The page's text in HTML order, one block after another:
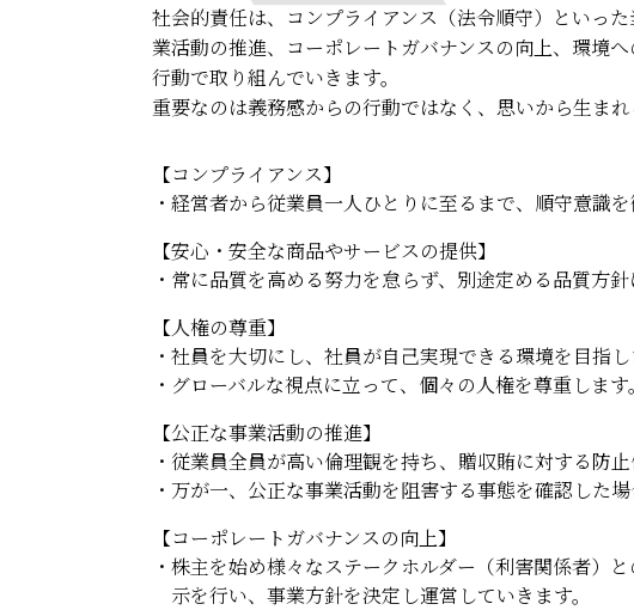
社会的責任は、コンプライアンス（法令順守）といっ
業活動の推進、コーポレートガバナンスの向上、環境
行動で取り組んでいきます。
重要なのは義務感からの行動ではなく、思いから生まれ
【コンプライアンス】
経営者から従業員一人ひとりに至るまで、順守意識を
【安心・安全な商品やサービスの提供】
常に品質を高める努力を怠らず、別途定める品質方針
【人権の尊重】
社員を大切にし、社員が自己実現できる環境を目指し
グローバルな視点に立って、個々の人権を尊重します。
【公正な事業活動の推進】
従業員全員が高い倫理観を持ち、贈収賄に対する防
万が一、公正な事業活動を阻害する事態を確認した
【コーポレートガバナンスの向上】
株主を始め様々なステークホルダー（利害関係者）
示を行い、事業方針を決定し運営していきます。